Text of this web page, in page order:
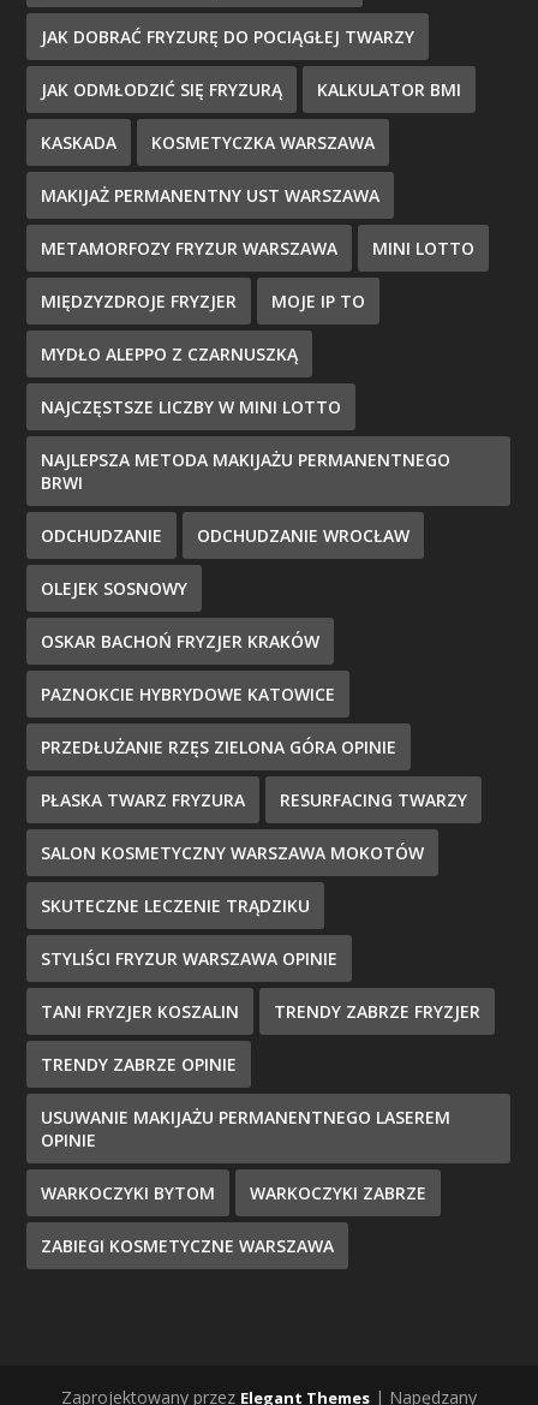
JAK DOBRAĆ FRYZURĘ DO POCIĄGŁEJ TWARZY
JAK ODMŁODZIĆ SIĘ FRYZURĄ KALKULATOR BMI
KASKADA KOSMETYCZKA WARSZAWA
MAKIJAŻ PERMANENTNY UST WARSZAWA
METAMORFOZY FRYZUR WARSZAWA MINI LOTTO
MIĘDZYZDROJE FRYZJER MOJE IP TO
MYDŁO ALEPPO Z CZARNUSZKĄ
NAJCZĘSTSZE LICZBY W MINI LOTTO
NAJLEPSZA METODA MAKIJAŻU PERMANENTNEGO
BRWI
ODCHUDZANIE ODCHUDZANIE WROCŁAW
OLEJEK SOSNOWY
OSKAR BACHOŃ FRYZJER KRAKÓW
PAZNOKCIE HYBRYDOWE KATOWICE
PRZEDŁUŻANIE RZĘS ZIELONA GÓRA OPINIE
PŁASKA TWARZ FRYZURA RESURFACING TWARZY
SALON KOSMETYCZNY WARSZAWA MOKOTÓW
SKUTECZNE LECZENIE TRĄDZIKU
STYLIŚCI FRYZUR WARSZAWA OPINIE
TANI FRYZJER KOSZALIN TRENDY ZABRZE FRYZJER
TRENDY ZABRZE OPINIE
USUWANIE MAKIJAŻU PERMANENTNEGO LASEREM
OPINIE
WARKOCZYKI BYTOM WARKOCZYKI ZABRZE
ZABIEGI KOSMETYCZNE WARSZAWA
Zaprojektowany przez Elegant Themes | Napędzany